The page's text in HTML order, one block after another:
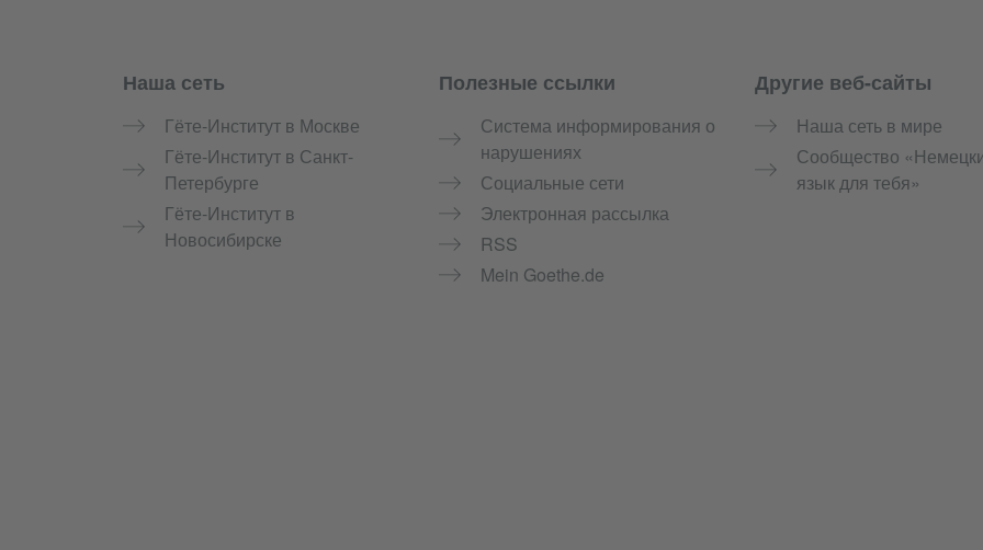
Service- und Informationsbereich
Наша сеть
Гёте-Институт в Москве
Гёте-Институт в Санкт-
Петербурге
Гёте-Институт в
Новосибирске
Полезные ссылки
Система информирования о
нарушениях
Социальные сети
Электронная рассылка
RSS
Mein Goethe.de
Другие веб-сайты
Наша сеть в мире
Сообщество
язык для тебя»